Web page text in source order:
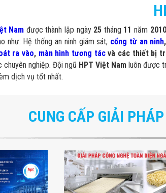
Nam được thành lập ngày 25 tháng 11 năm 2010
như: Hệ thống an ninh giám sát, cổng từ an ninh,
ra vào, màn hình tương tácvà các thiết bị
chuyên nghiệp. Đội ngũ HPT Việt Nam luôn được
dịch vụ tốt nhất.
CUNG CẤP GIẢI